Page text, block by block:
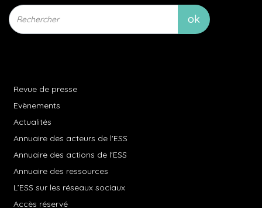
Revue de presse
Evènements
Actualités
Annuaire des acteurs de l'ESS
Annuaire des actions de l'ESS
Annuaire des ressources
L’ESS sur les réseaux sociaux
Accès réservé